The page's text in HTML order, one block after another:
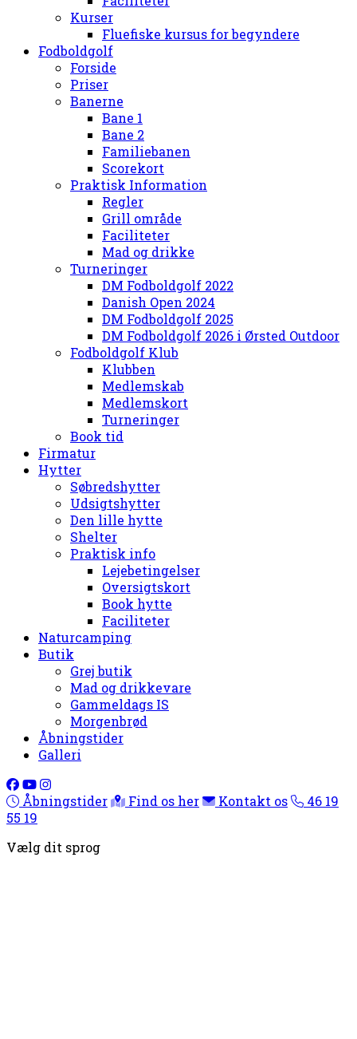
Kurser
Fluefiske kursus for begyndere
Fodboldgolf
Forside
Priser
Banerne
Bane 1
Bane 2
Familiebanen
Scorekort
Praktisk Information
Regler
Grill område
Faciliteter
Mad og drikke
Turneringer
DM Fodboldgolf 2022
Danish Open 2024
DM Fodboldgolf 2025
DM Fodboldgolf 2026 i Ørsted Outdoor
Fodboldgolf Klub
Klubben
Medlemskab
Medlemskort
Turneringer
Book tid
Firmatur
Hytter
Søbredshytter
Udsigtshytter
Den lille hytte
Shelter
Praktisk info
Lejebetingelser
Oversigtskort
Book hytte
Faciliteter
Naturcamping
Butik
Grej butik
Mad og drikkevare
Gammeldags IS
Morgenbrød
Åbningstider
Galleri
Åbningstider Find os her Kontakt os
46 19
55 19
Vælg dit sprog